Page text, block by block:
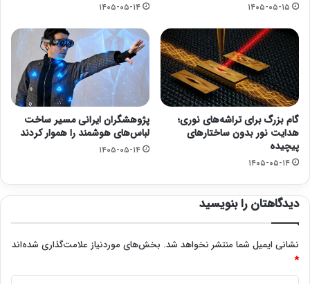
۱۴۰۵-۰۵-۱۵ ۱۴۰۵-۰۵-۱۴
گام بزرگ برای تراشه‌های نوری؛
هدایت نور بدون ساختارهای
پیچیده
۱۴۰۵-۰۵-۱۴
پژوهشگران ایرانی مسیر ساخت
لباس‌های هوشمند را هموار کردند
۱۴۰۵-۰۵-۱۴
دیدگاهتان را بنویسید
نشانی ایمیل شما منتشر نخواهد شد. بخش‌های موردنیاز علامت‌گذاری شده‌اند
*